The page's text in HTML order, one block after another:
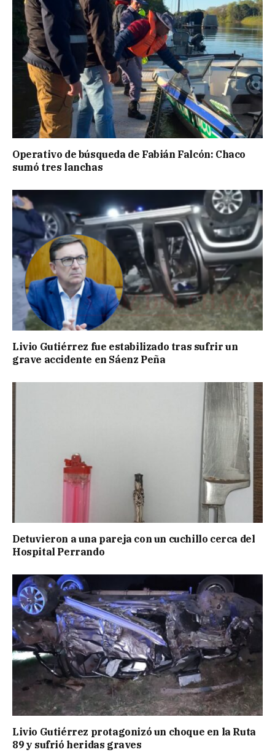
Operativo de búsqueda de Fabián Falcón: Chaco
sumó tres lanchas
Livio Gutiérrez fue estabilizado tras sufrir un
grave accidente en Sáenz Peña
Detuvieron a una pareja con un cuchillo cerca del
Hospital Perrando
Livio Gutiérrez protagonizó un choque en la Ruta
89 y sufrió heridas graves